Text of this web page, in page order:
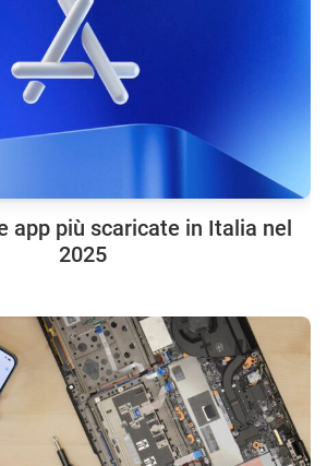
app più scaricate in Italia nel
2025